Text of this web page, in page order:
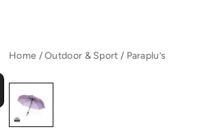
Home /Outdoor & Sport / Paraplu’s